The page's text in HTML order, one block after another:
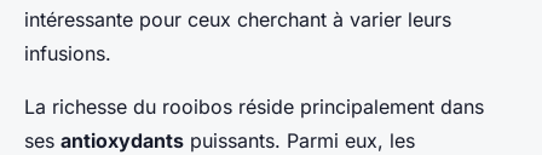
intéressante pour ceux cherchant à varier leurs
infusions.
La richesse du rooibos réside principalement dans
ses antioxydants puissants. Parmi eux, les